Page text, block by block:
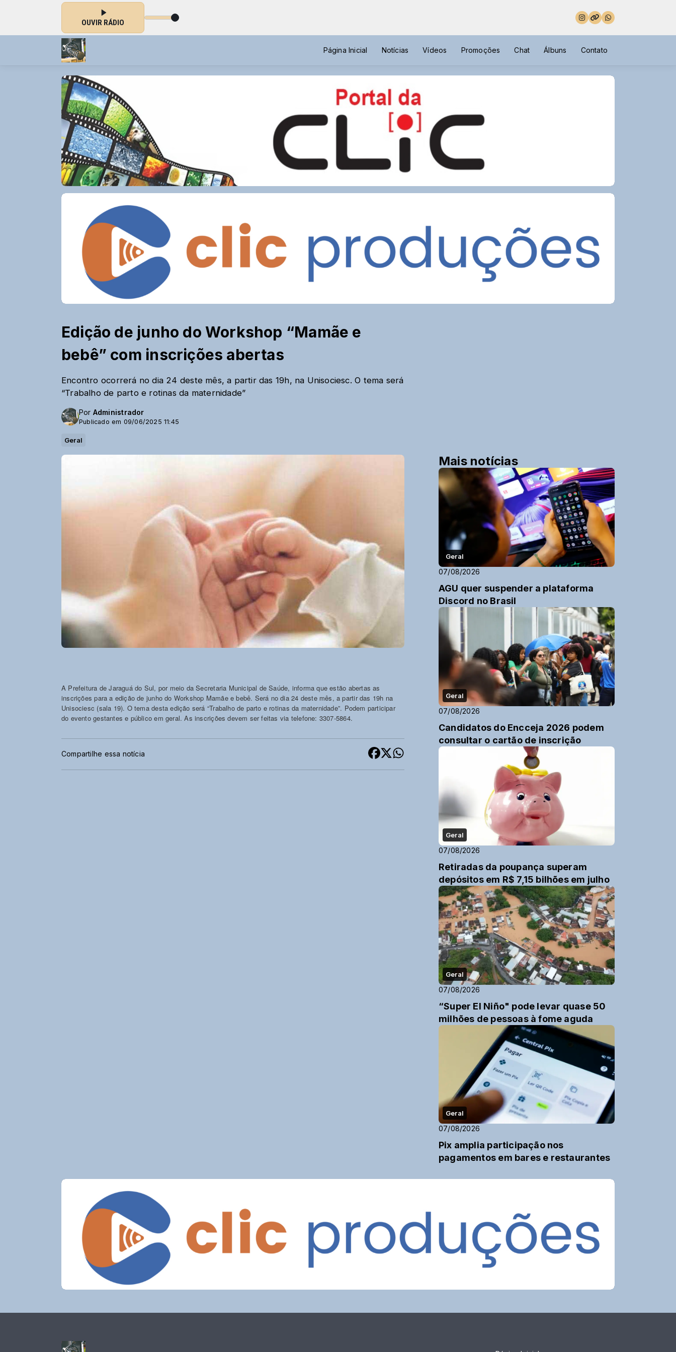
OUVIR RÁDIO
Página Inicial Notícias Vídeos Promoções Chat Álbuns Contato
Edição de junho do Workshop “Mamãe e
bebê” com inscrições abertas
Encontro ocorrerá no dia 24 deste mês, a partir das 19h, na Unisociesc. O tema será
“Trabalho de parto e rotinas da maternidade”
Por Administrador
Publicado em 09/06/2025 11:45
Geral
A Prefeitura de Jaraguá do Sul, por meio da Secretaria Municipal de Saúde, informa que estão abertas as
inscrições para a edição de junho do Workshop Mamãe e bebê. Será no dia 24 deste mês, a partir das 19h na
Unisociesc (sala 19). O tema desta edição será “Trabalho de parto e rotinas da maternidade”. Podem participar
do evento gestantes e público em geral. As inscrições devem ser feitas via telefone: 3307-5864.
Compartilhe essa notícia
Mais notícias
Geral
07/08/2026
AGU quer suspender a plataforma
Discord no Brasil
Geral
07/08/2026
Candidatos do Encceja 2026 podem
consultar o cartão de inscrição
Geral
07/08/2026
Retiradas da poupança superam
depósitos em R$ 7,15 bilhões em julho
Geral
07/08/2026
“Super El Niño" pode levar quase 50
milhões de pessoas à fome aguda
Geral
07/08/2026
Pix amplia participação nos
pagamentos em bares e restaurantes